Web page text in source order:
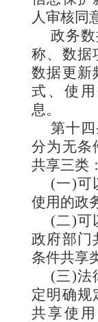
人审核同
政务
称、数据
数据更新
式、使
息。
第十
分为无条
共享三类：
(一)可
使用的政
(二)可
政府部门
条件共享
(三)法
定明确规
共享使